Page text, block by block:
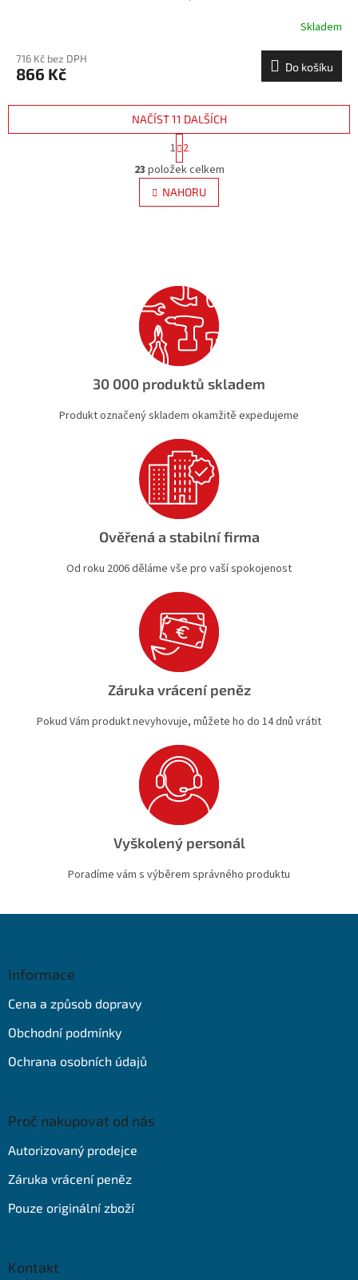
Skladem
716 Kč bez DPH
866 Kč Do košíku
O
v
l
á
p
r
v
k
y
ý
p
s
u
NAČÍST 11 DALŠÍCH
S
t
r
á
n
k
1 2
23 položek celkem
NAHORU
30 000 produktů skladem
Produkt označený skladem okamžitě expedujeme
Ověřená a stabilní firma
Od roku 2006 děláme vše pro vaší spokojenost
Záruka vrácení peněz
Pokud Vám produkt nevyhovuje, můžete ho do 14 dnů vrátit
Vyškolený personál
Poradíme vám s výběrem správného produktu
Informace
Cena a způsob dopravy
Obchodní podmínky
Ochrana osobních údajů
Proč nakupovat od nás
Autorizovaný prodejce
Záruka vrácení peněz
Pouze originální zboží
Kontakt